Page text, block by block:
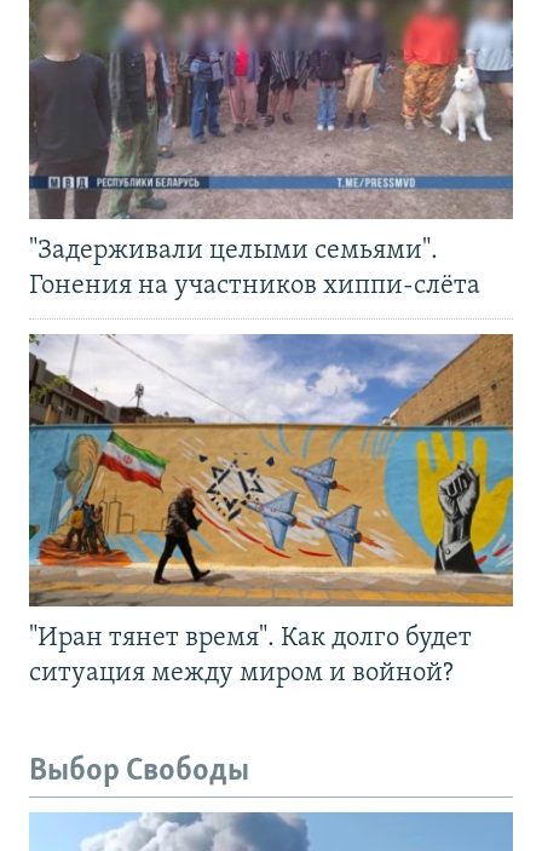
"Задерживали целыми семьями".
Гонения на участников хиппи-слёта
"Иран тянет время". Как долго будет
ситуация между миром и войной?
Выбор Свободы